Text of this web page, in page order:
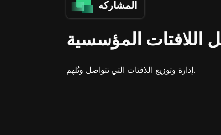
المشاركه
اللافتات المؤسسية
إدارة وتوزيع اللافتات التي تتواصل وتُلهم.